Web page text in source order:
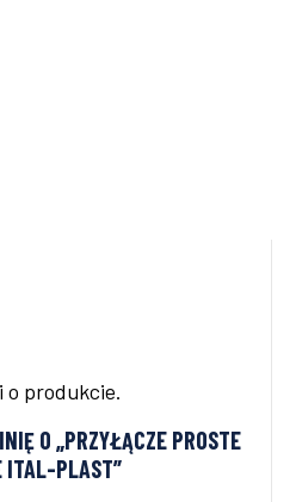
o produkcie.
O „PRZYŁĄCZE PROSTE
ITAL-PLAST”